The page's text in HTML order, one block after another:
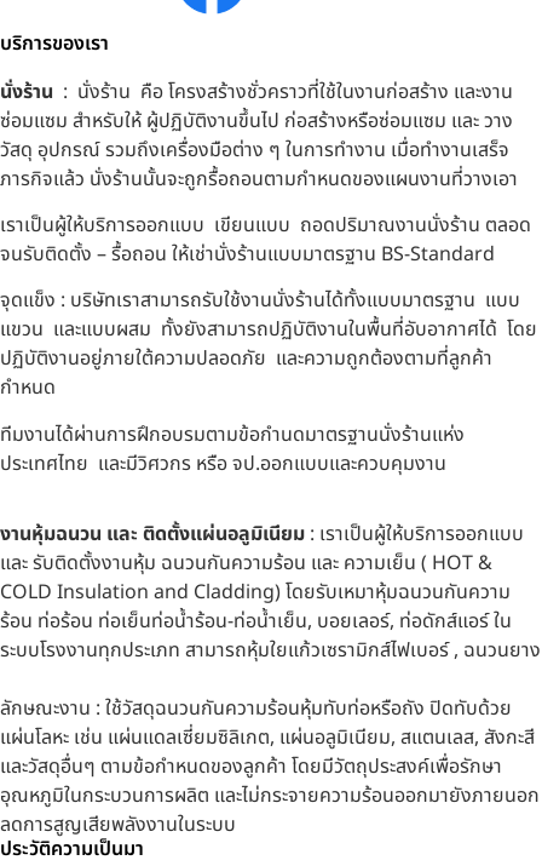
บริการของเรา
นั่งร้าน : นั่งร้าน คือ โครงสร้างชั่วคราวที่ใช้ในงานก่อสร้าง และงาน
ซ่อมแซม สำหรับให้ ผู้ปฏิบัติงานขึ้นไป ก่อสร้างหรือซ่อมแซม และ วาง
วัสดุ อุปกรณ์ รวมถึงเครื่องมือต่าง ๆ ในการทำงาน เมื่อทำงานเสร็จ
ภารกิจแล้ว นั่งร้านนั้นจะถูกรื้อถอนตามกำหนดของแผนงานที่วางเอา
เราเป็นผู้ให้บริการออกแบบ เขียนแบบ ถอดปริมาณงานนั่งร้าน ตลอด
จนรับติดตั้ง – รื้อถอน ให้เช่านั่งร้านแบบมาตรฐาน BS-Standard
จุดแข็ง : บริษัทเราสามารถรับใช้งานนั่งร้านได้ทั้งแบบมาตรฐาน แบบ
แขวน และแบบผสม ทั้งยังสามารถปฏิบัติงานในพื้นที่อับอากาศได้ โดย
ปฏิบัติงานอยู่ภายใต้ความปลอดภัย และความถูกต้องตามที่ลูกค้า
กำหนด
ทีมงานได้ผ่านการฝึกอบรมตามข้อกำนดมาตรฐานนั่งร้านแห่ง
ประเทศไทย และมีวิศวกร หรือ จป.ออกแบบและควบคุมงาน
งานหุ้มฉนวน และ ติดตั้งแผ่นอลูมิเนียม : เราเป็นผู้ให้บริการออกแบบ
และ รับติดตั้งงานหุ้ม ฉนวนกันความร้อน และ ความเย็น ( HOT &
COLD Insulation and Cladding) โดยรับเหมาหุ้มฉนวนกันความ
ร้อน ท่อร้อน ท่อเย็นท่อน้ำร้อน-ท่อน้ำเย็น, บอยเลอร์, ท่อดักส์แอร์ ใน
ระบบโรงงานทุกประเภท สามารถหุ้มใยแก้วเซรามิกส์ไฟเบอร์ , ฉนวนยาง
ลักษณะงาน : ใช้วัสดุฉนวนกันความร้อนหุ้มทับท่อหรือถัง ปิดทับด้วย
แผ่นโลหะ เช่น แผ่นแดลเซี่ยมซิลิเกต, แผ่นอลูมิเนียม, สแตนเลส, สังกะสี
และวัสดุอื่นๆ ตามข้อกำหนดของลูกค้า โดยมีวัตถุประสงค์เพื่อรักษา
อุณหภูมิในกระบวนการผลิต และไม่กระจายความร้อนออกมายังภายนอก
ลดการสูญเสียพลังงานในระบบ
ประวัติความเป็นมา